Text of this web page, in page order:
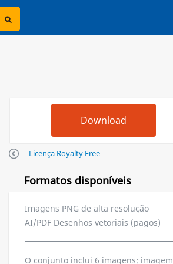
Licença Royalty Free
Formatos disponíveis
Imagens PNG de alta resolução
AI/PDF Desenhos vetoriais (pagos)
O conjunto inclui 6 imagens: imagem